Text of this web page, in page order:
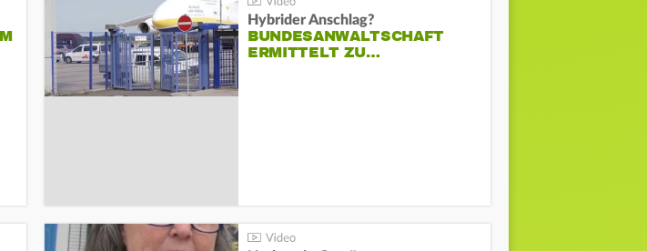
Hybrider Anschlag?
BUNDESANWALTSCHAFT
ERMITTELT ZU…